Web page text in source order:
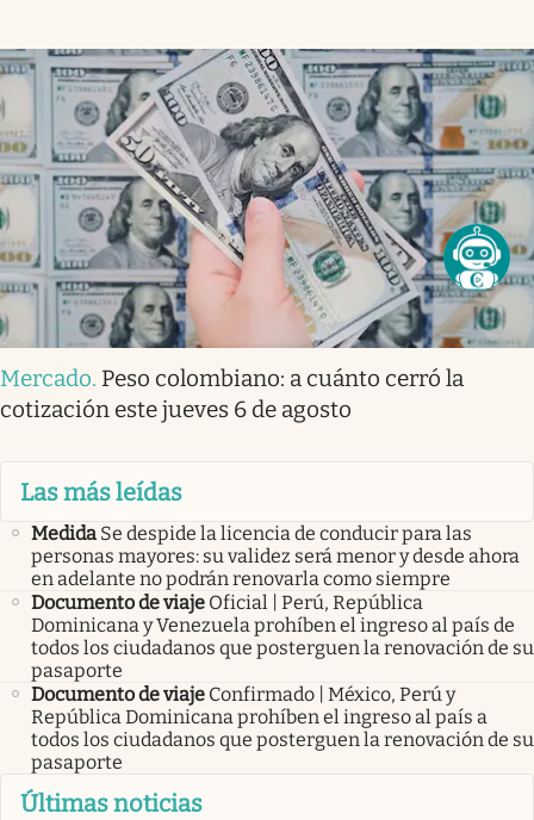
Mercado. Peso colombiano: a cuánto cerró la
cotización este jueves 6 de agosto
Las más leídas
Medida Se despide la licencia de conducir para las
personas mayores: su validez será menor y desde ahora
en adelante no podrán renovarla como siempre
Documento de viaje Oficial | Perú, República
Dominicana y Venezuela prohíben el ingreso al país de
todos los ciudadanos que posterguen la renovación de su
pasaporte
Documento de viaje Confirmado | México, Perú y
República Dominicana prohíben el ingreso al país a
todos los ciudadanos que posterguen la renovación de su
pasaporte
Últimas noticias